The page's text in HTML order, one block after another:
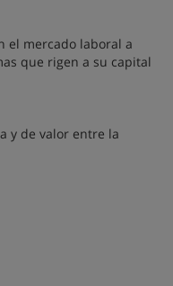
el mercado laboral a
que rigen a su capital
y de valor entre la